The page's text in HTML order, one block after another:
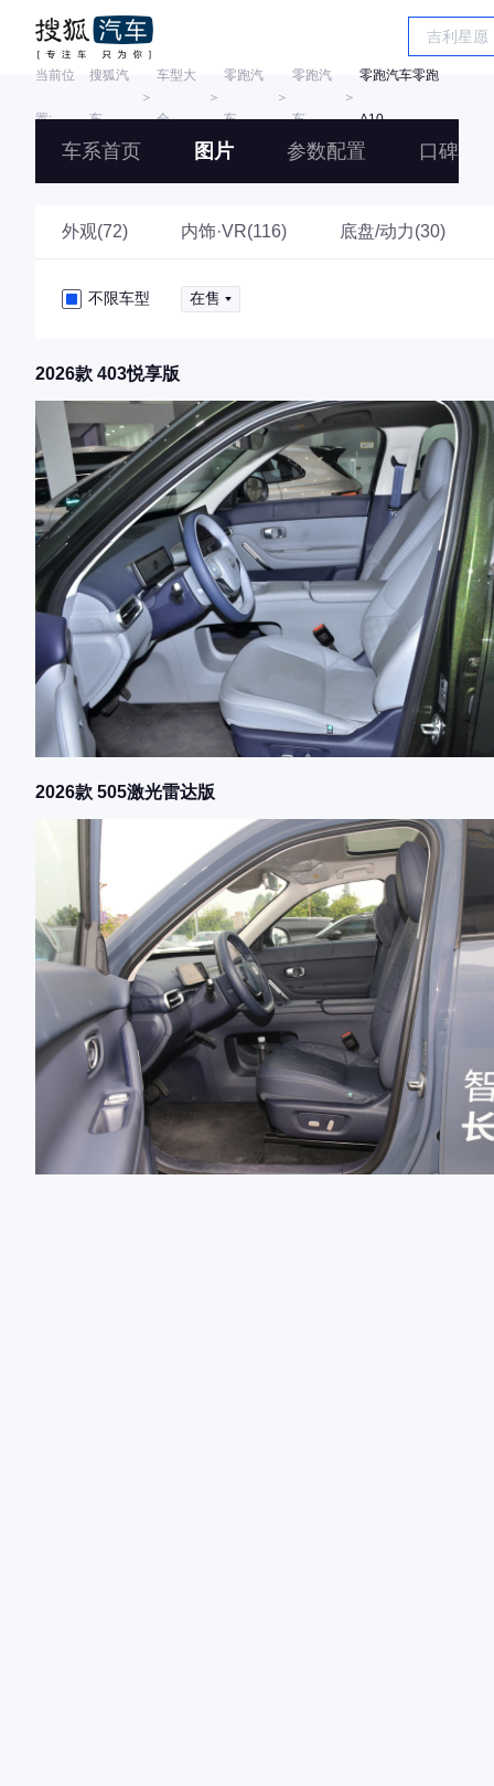
当前位
置:
搜狐汽
车
＞
车型大
全
＞
零跑汽
车
＞
零跑汽
车
＞
零跑汽车零跑
A10
车系首页 图片 参数配置 口碑
外观(72) 内饰·VR(116) 底盘/动力(30)
不限车型 在售
2026款 403悦享版
2026款 505激光雷达版